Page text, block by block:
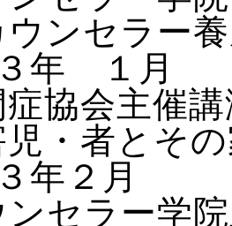
ウンセラー
年 １月
協会主催
・者とそ
年２月
ンセラー学